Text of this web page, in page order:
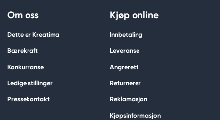
Om oss
Dette er Kreatima
Bærekraft
Konkurranse
Ledige stillinger
Pressekontakt
Kjøp online
Innbetaling
Leveranse
Angrerett
Returnerer
Reklamasjon
Kjøpsinformasjon